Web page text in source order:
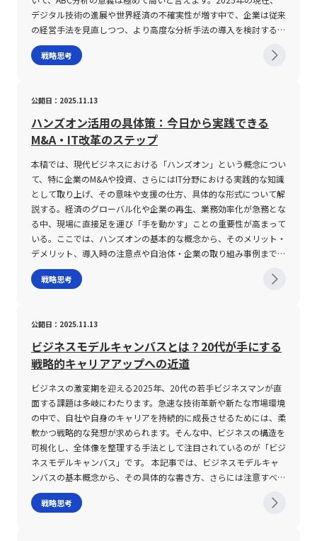
獲得することが求められています。若手ビジネスマンにとって、こ
れらの知識とスキルは、自己のキャリア形成だけでなく、将来的な
た、デジタルトランスフォーメーションの成功には、技術導入のみ
な成果に急ぐのではなく、中長期的な視点に立った戦略を策定し、
確実に実行することが求められます。 最終的には、変革の波に乗
ることで、従来の枠組みを超えた新たな市場やビジネスモデルを創
出し、将来的な持続的成長を実現することが可能となります。これ
らの視点を踏まえ、若手ビジネスマンは今後も最新の技術動向や市
場の変化に敏感に反応し、自身のスキルアップを図ると共に、企業
全体のデジタル戦略に積極的に貢献することが期待されます。 こ
のような時代において、自己研鑽と挑戦を続けることが、企業内外
での信頼性を高め、次世代のリーダーとしての地位を確固たるもの
とするでしょう。未来のビジネス環境は、変革と革新の連続であ
り、その中で自らの可能性を最大限に引き出すための準備と実践
おいては、時流の変化と市場環境の激変に対応するためにも、「イ
シュー」を正確に捉え、迅速に解決へと導く能力が極めて重要であ
法を習得し、実践することで、組織全体の競争力向上に寄与できる
のキャリア形成や組織の成功に不可欠なスキルとして位置付けられ
る。各自が現状の課題に対して、常に本質を追求する姿勢を持ち続
けることが、未来の成長への最短ルートであると言える。
長停滞または縮小した場合、企業全体の収益構造に影響を与える可
能性があることを意味します。市場のニーズが急激に変わったり、
戦略を採用している企業は柔軟な対応が求められます。そのため、
入れることが不可欠です。 また、極端な集中は、企業全体のブラ
ンドイメージや経営リスクを一極集中させる危険性も併せ持ってい
ます。一つの市場や製品に依存しすぎると、その分野における失敗
が企業全体に大きなダメージをもたらすこととなり得ます。したが
って、集中戦略を実施するにあたっては、適切なリスク分散の手法
やバックアップ計画の策定も同時に進める必要があります。また、
ユーザーや顧客とのコミュニケーションを密に保ち、リアルタイム
で市場の変動を把握する仕組みを整えることも、戦略の成功と持続
性に直結する重要な要素です。 さらに、戦略の狙いがあまりにも
狭い場合、将来的な事業拡大の足かせとなり得ます。市場が持つ成
長ポテンシャルや競合の動向を的確に把握することが、狙いを広げ
ば、初期段階では極めて狭い市場で勝利を収めたとしても、その市
営者や若手ビジネスマンは、こうしたリスクと向き合いつつ、戦略
的な柔軟性を確保するための長期的視点を持つことが求められま
す。 総じて、集中戦略の実行には、対象市場の見極め、リスクマ
ネジメント、そして継続的な市場分析が必要不可欠です。一度設定
した戦略に固執せず、市場の変動や競合環境の変化に柔軟に対応で
きる仕組みを備えることで、持続的な成長と競争優位性の維持が可
能となります。このような視点を持つことが、現代の激動するビジ
ネス環境において企業が成功を収めるための基盤となるのです。
まとめ 集中戦略は、特定の市場や顧客層に経営資源を集中的に投
入し、他社との差別化を図るための強力な経営手法として、多くの
中小企業や一部大企業に採用されています。低コスト路線を追求す
別化集中戦略という二大柱に基づき、企業は自社の強みを最大限に
しやすくする方法が推奨される。 さらに、理解に時間がかかるこ
とは、英語の学習や専門知識の取得においても同様に見受けられ
る。たとえば、語句や文法、背景知識を段階的に捉え、文脈に基づ
いた理解を深めることで、最終的には情報の定着率が向上する。
習を行うことで、突発的な議論や質問にも柔軟に対応できる体制を
整えることが求められる。 さらに、同僚とのコミュニケーション
においては、早急な反応よりも正確な理解に基づいた意見交換を重
視する文化の醸成が必要であり、組織全体で「遅いから悪い」では
なく、「異なる型」として尊重し合う環境が望まれる。 戦略的に
活かすゆっくり型思考術 ゆっくり型の思考には、一つ一つの情報
を丹念に掘り下げ、背景や文脈を含めて理解するという大きな強み
がある。 この強みを業務において最大限に活かすためには、まず
自分自身の認知プロセスを正しく把握し、その上で効率的なインプ
ット・アウトプットの方法を構築することが不可欠である。 具体
的な手法としては、まず情報を受け取る際に、全体の構造と主要な
することで、理解の深化と情報の整理を図る方法が挙げられる。
き、結果的に「深く捉える力」が発揮される。 また、ゆっくり型
の強みは、単一のタスクに対する集中力が高い点にも見受けられ
る。例えば、戦略立案やデータ分析、ライティングといった職種に
おいては、即時の反応よりも、じっくりと問題の本質を見極め、複
数の選択肢を検討する力が求められる。 そして、反応が遅いとい
う評価を逆手に取り、先回りの準備や事前のリサーチ、周囲との十
分なコミュニケーションを通じて、評価のアップデートを図ること
が可能である。 現代の職場文化では、短絡的な判断や即席の意思
決定が業務の質を損なうリスクを孕むため、ゆっくり型の思考がチ
ーム全体の意思決定プロセスに貢献するケースも数多く報告されて
いる。 このような視点から、個々の業務スタイルに合わせた柔軟
成が急務であるといえる。 まとめ 本記事では、理解に時間がかか
るのである。 また、フィジビリティはかつて「フィージビリテ
ィ」とも表記された例があり、官公庁の文書や公的なプロジェクト
においてもその重要性が認識される。歴史的に見ると、1933年に
アメリカでテネシー川流域開発公社(TVA)が設立された際にも、広
の再生、電力供給の向上、失業率の改善など、多方面にわたる成果
を達成するに至った。 フィジビリティスタディは、実際のプロジ
ェクトや新規事業化の前段階で実施されることが一般的であり、具
体的な作業や大規模な投資が始まる前に「このアイデアは実現可能
なのか」を客観的に評価することが目的である。評価の対象として
は、主に「業界・市場」「技術面」「財務面」「運用面」の4つの
領域が取り上げられる。 業界や市場に関しては、政治・経済・社
会情勢の変化、法規制、業界全体の動向、競合他社との位置づけな
どが検討される。技術面では、必要な技術が自社に備わっている
か、または外部調達が可能かどうか、さらにはその技術が市場の要
求に応えるものであるかを評価する。財務面では、プロジェクトを
推進するために必要な投資額や、投資に対するリターン、損失やリ
スクの予測が行われる。そして、運用面では、プロジェクトを持続
ィジビリティスタディは単なる調査を超え、SWOT分析などのマー
ケティング環境のフレームワークと組み合わせることで、事業計画
の精度を高める役割も担う。SWOT分析により、自社の強みや弱
み、外部環境の機会および脅威を体系的に整理することが可能とな
り、フィジビリティの評価結果をより明確な形で導き出すことがで
きる。 また、フィジビリティと混同されがちな概念として
PoC（Proof of Concept）が存在する。PoCは概念実証、すなわ
ち技術的な実現性や市場への適合性を試験段階で確認するプロセス
を指すのに対し、フィジビリティは事業そのものの実現可能性、特
に経済的および運用上の面に重点を置いている。両者は目的や評価
対象が異なるため、適切に使い分けることが求められる。 フィジ
かの重要な注意点が存在する。まず第一に、評価項目の設定が不明
デジタル技術の進展や世界経済の不確実性が増す中で、企業は従来
の経営手法を見直しつつ、より高度な分析手法の導入を検討するよ
うになりました。本記事では、ABC分析の基本概念と実施手順、さ
らにはパレート分析との違いについて、20代の若手ビジネスマン
いに役立つ内容となっています。 ABC分析とは ABC分析とは、数
多くの対象（商品、顧客、在庫など）を重要度に応じてA、B、Cの
3つのランクに分類する手法です。この分析手法は、企業の限られ
たリソース—時間、コスト、人材—を、より効率的に運用するため
の戦略的意思決定の基盤となります。例えば、売上データにおいて
は、全体の上位20％の商品（Aランク）が売上の大部分を占めるケ
ースが多く、これにより企業は重点的に在庫管理やマーケティング
のリソースを振り向けることが可能となります。また、ABC分析は
単に分類を行うというだけでなく、各ランクごとに適切な施策を展
開するための具体的な戦略を導出するためのツールとしても評価さ
れています。現代においては、在庫管理の効率化、販売戦略の最適
化、さらに顧客管理におけるLTV（顧客生涯価値）の向上を実現す
るために、ABC分析の実施が重要視されています。本手法が注目さ
とって、ABC分析を適切に活用することは、戦略的思考や業務プロ
セスの合理化に大きく寄与するでしょう。 ABC分析の注意点 ABC
分析の導入にあたっては、いくつかの注意点を十分に理解しておく
必要があります。まず第一に、データの正確性が重要です。正確な
売上データや在庫データ、さらには顧客の購買履歴などがなけれ
ば、分析結果自体に誤差が生じ、意思決定の質が低下します。次
に、ABC分析は対象を単に3グループに分けるだけのシンプルな手
法であるため、背後にある“なぜその結果となったのか”という背景
を詳細に検証する必要があります。たとえば、Aランクに分類され
た商品がなぜ特に高い貢献度を持つのか、あるいはCランクの項目
の低評価の要因が何かを、定性的な視点も加えて見直すことが求め
られます。また、ABC分析と混同されがちなパレート分析との違い
についても留意が必要です。パレート分析は、上位20％の要素が
戦略思考
公開日：2025.11.13
ハンズオン活用の具体策：今日から実践できる
M&A・IT改革のステップ
本稿では、現代ビジネスにおける「ハンズオン」という概念につい
て、特に企業のM&Aや投資、さらにはIT分野における実践的な知識
として取り上げ、その意味や支援の仕方、具体的な形式について解
説する。経済のグローバル化や企業の再生、業務効率化が急務とな
る中、現場に直接足を運び「手を動かす」ことの重要性が高まって
いる。ここでは、ハンズオンの基本的な概念から、そのメリット・
デメリット、導入時の注意点や自治体・企業の取り組み事例まで幅
広く網羅する。 ハンズオンとは ハンズオンとは、直訳すると「手
を動かす」という意味であり、単に座学や理論を学ぶのではなく、
て、自社の優秀な役員や専門家を派遣し、現場で直接マネジメント
や経営支援を行うスタイルが一般的である。また、IT分野では、エ
ンジニアが実際にシステム開発や運用の現場を体験することで、新
たな技術を実践的に学ぶことが求められるため、ハンズオンの研修
が広く採用されている。 近年、急速に進化するデジタル技術やグ
ローバル市場の変化に伴い、ハンズオンアプローチは企業の経営改
革やスピード感ある事業改善において必要不可欠な手法となってい
る。特に、投資先企業に対して実務レベルでの関与を行うことで、
経営改善のスピードアップや新規事業開拓の推進が期待される。こ
れに対して、自社の成長戦略としても、自らの業務経験を通して社
員のスキル向上を目指す取り組みが求められている。 ハンズオン
の具体的な手法 ハンズオン支援は、対象企業や研修参加者に合わ
せたカスタマイズが可能な点が大きな特徴である。まず、M&Aや再
戦略思考
公開日：2025.11.13
ビジネスモデルキャンバスとは？20代が手にする
戦略的キャリアアップへの近道
ビジネスの激変期を迎える2025年、20代の若手ビジネスマンが直
面する課題は多岐にわたります。急速な技術革新や新たな市場環境
の中で、自社や自身のキャリアを持続的に成長させるためには、柔
軟かつ戦略的な発想が求められます。そんな中、ビジネスの構造を
可視化し、全体像を整理する手法として注目されているのが「ビジ
ネスモデルキャンバス」です。 本記事では、ビジネスモデルキャ
ンバスの基本概念から、その具体的な書き方、さらには注意すべき
ポイントや実際の成功事例に至るまで、総合的かつ専門的な視点で
解説します。これから新規事業創造や既存ビジネスの再構築を図る
戦略思考